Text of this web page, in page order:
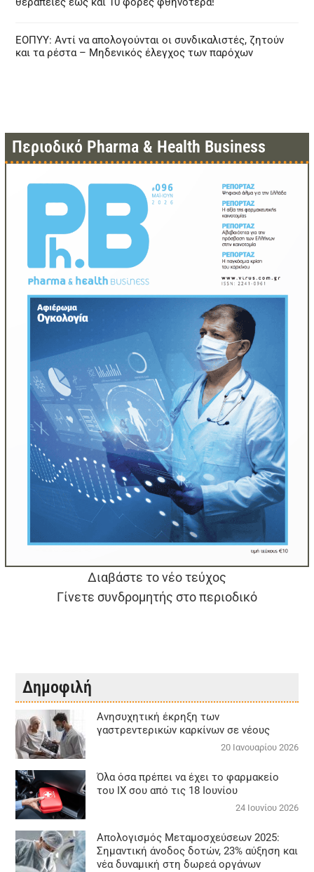
ΕΟΠΥΥ: Αντί να απολογούνται οι συνδικαλιστές, ζητούν
και τα ρέστα – Μηδενικός έλεγχος των παρόχων
Περιοδικό Pharma & Health Business
Διαβάστε το νέο τεύχος
Γίνετε συνδρομητής στο περιοδικό
Δημοφιλή
Aνησυχητική έκρηξη των
γαστρεντερικών καρκίνων σε νέους
20 Ιανουαρίου 2026
Όλα όσα πρέπει να έχει το φαρμακείο
του ΙΧ σου από τις 18 Ιουνίου
24 Ιουνίου 2026
Απολογισμός Μεταμοσχεύσεων 2025:
Σημαντική άνοδος δοτών, 23% αύξηση και
νέα δυναμική στη δωρεά οργάνων